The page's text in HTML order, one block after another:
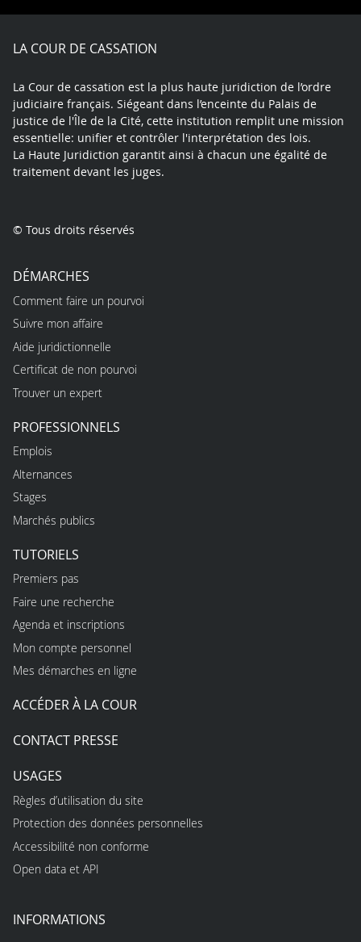
X
FacebookYoutubeLinkedInInstagram
LA COUR DE CASSATION
La Cour de cassation est la plus haute juridiction de l’ordre
judiciaire français. Siégeant dans l’enceinte du Palais de
justice de l'Île de la Cité, cette institution remplit une mission
essentielle: unifier et contrôler l'interprétation des lois.
La Haute Juridiction garantit ainsi à chacun une égalité de
traitement devant les juges.
© Tous droits réservés
DÉMARCHES
Comment faire un pourvoi
Suivre mon affaire
Aide juridictionnelle
Certificat de non pourvoi
Trouver un expert
PROFESSIONNELS
Emplois
Alternances
Stages
Marchés publics
TUTORIELS
Premiers pas
Faire une recherche
Agenda et inscriptions
Mon compte personnel
Mes démarches en ligne
ACCÉDER À LA COUR
CONTACT PRESSE
USAGES
Règles d’utilisation du site
Protection des données personnelles
Accessibilité non conforme
Open data et API
INFORMATIONS